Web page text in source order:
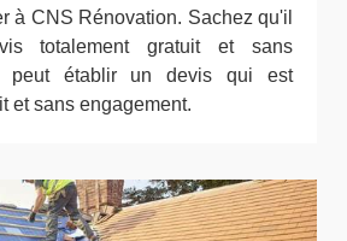
à CNS Rénovation. Sachez qu'il
totalement gratuit et sans
peut établir un devis qui est
et sans engagement.